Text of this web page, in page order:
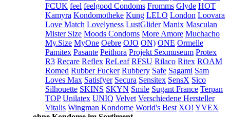
FCUK feel feelgood Condoms Fromms Glyde HOT
Kamyra Kondomotheke Kung LELO London Loovara
Love Match Lovelyness LustGlider Manix Masculan
Mister Size Moods Condoms More Amore Muchacho
My.Size MyOne Oebre OJO ON) ONE Ormelle
Pamitex Pasante Peithora Projekt Sexmuseum Protex
R3 Recare Reflex ReLeaf RFSU Rilaco Ritex ROAM
Romed Rubber Fucker Rubbery Safe Sagami Sam
Loves Max Satisfyer Secura Sensitex SensX Sico
Silhouette SKINS SKYN Smile Sugant France Terpan
TOP Unilatex UNIQ Velvet Verschiedene Hersteller
Vitalis Wingman Kondome World's Best XO! YVEX